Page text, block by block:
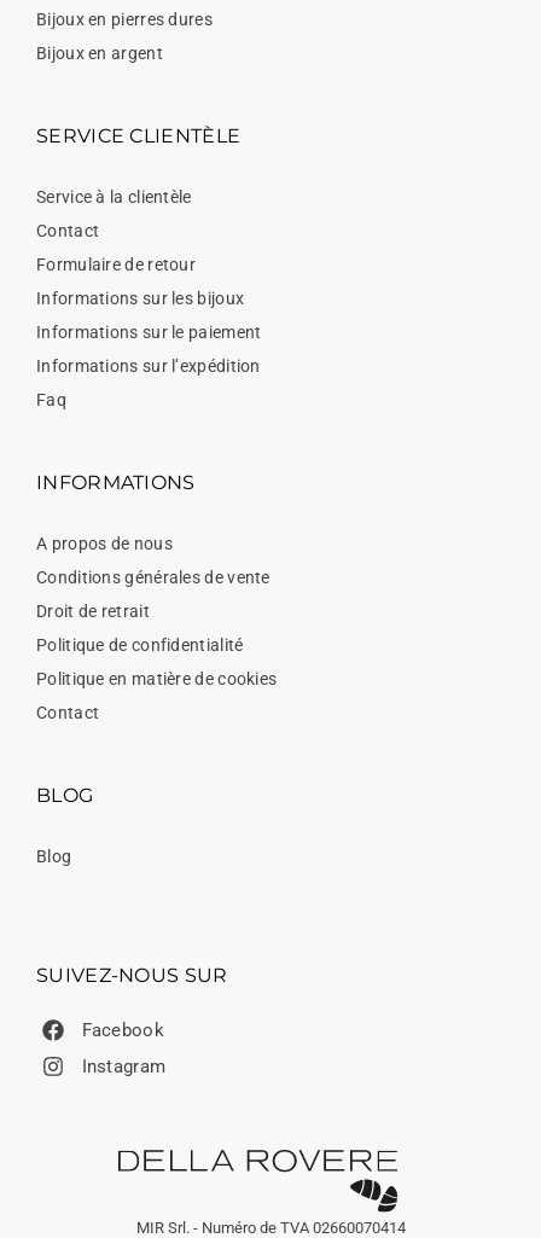
Bijoux en pierres dures
Bijoux en argent
SERVICE CLIENTÈLE
Service à la clientèle
Contact
Formulaire de retour
Informations sur les bijoux
Informations sur le paiement
Informations sur l’expédition
Faq
INFORMATIONS
A propos de nous
Conditions générales de vente
Droit de retrait
Politique de confidentialité
Politique en matière de cookies
Contact
BLOG
Blog
SUIVEZ-NOUS SUR
Facebook
Instagram
MIR Srl. - Numéro de TVA 02660070414